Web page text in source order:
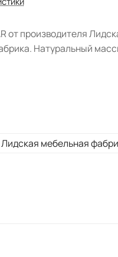
от производителя
Натуральный
мебельная